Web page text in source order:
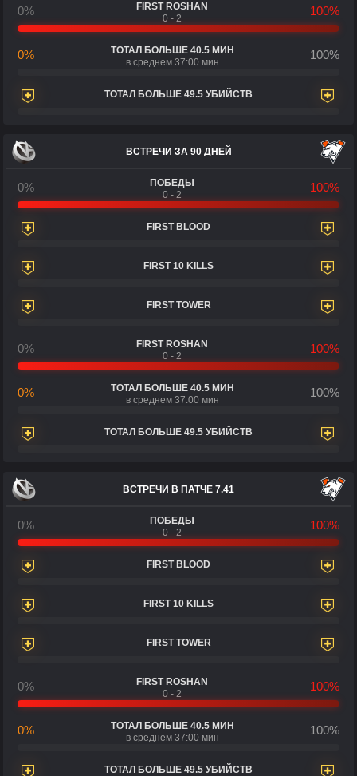
0%
FIRST ROSHAN
0 - 2
100%
0%
ТОТАЛ БОЛЬШЕ 40.5 МИН
в среднем 37:00 мин
100%
ТОТАЛ БОЛЬШЕ 49.5 УБИЙСТВ
ВСТРЕЧИ ЗА 90 ДНЕЙ
0%
ПОБЕДЫ
0 - 2
100%
FIRST BLOOD
FIRST 10 KILLS
FIRST TOWER
0%
FIRST ROSHAN
0 - 2
100%
0%
ТОТАЛ БОЛЬШЕ 40.5 МИН
в среднем 37:00 мин
100%
ТОТАЛ БОЛЬШЕ 49.5 УБИЙСТВ
ВСТРЕЧИ В ПАТЧЕ 7.41
0%
ПОБЕДЫ
0 - 2
100%
FIRST BLOOD
FIRST 10 KILLS
FIRST TOWER
0%
FIRST ROSHAN
0 - 2
100%
0%
ТОТАЛ БОЛЬШЕ 40.5 МИН
в среднем 37:00 мин
100%
ТОТАЛ БОЛЬШЕ 49.5 УБИЙСТВ